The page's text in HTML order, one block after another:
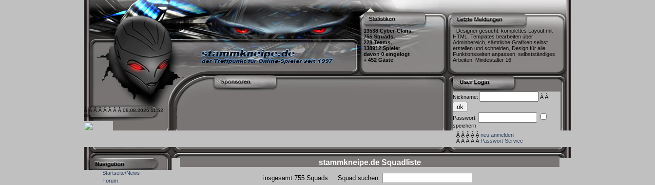
13538 Cyber-Clans,
755 Squads,
228 Teams,
138912 Spieler
davon 0 eingelogt
+ 452 Gäste
- Designer gesucht: komplettes Layout mit
HTML, Templates bearbeiten über
Adminbereich, sämtliche Grafiken selbst
erstellen und schneiden, Design für alle
Funktionsseiten anpassen, selbstständiges
Arbeiten, Mindestalter 16
Â Â Â Â Â Â Â Â 08.08.2026 11:52
Uhr
Nickname: Â Â
Passwort:
speichern
Â Â Â Â Â neu anmelden
Â Â Â Â Â Passwort-Service
Startseite/News
Forum
stammkneipe.de Squadliste
insgesamt 755 Squads Squad suchen: